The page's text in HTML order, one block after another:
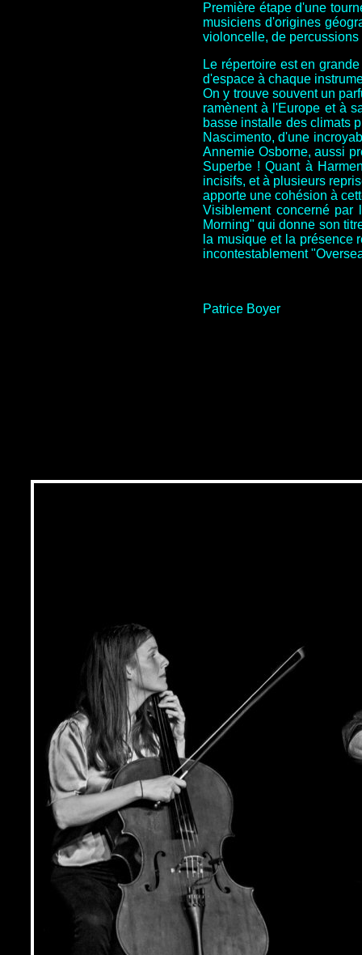
Première étape d'une
musiciens d'origines
violoncelle, de
Le répertoire est en
d'espace à chaque
On y trouve souvent un
ramènent à l'Europe et à
basse installe des climats
Nascimento, d'une
Annemie Osborne, aussi
Superbe ! Quant à
incisifs, et à plusieurs
apporte une cohésion à
Visiblement concerné par
Morning" qui donne son
la musique et la présence
incontestablement
Patrice Boyer